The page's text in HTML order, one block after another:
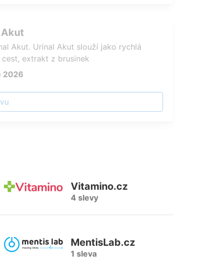
Akut
Akut. Urinal Akut slouží jako rychlá
extrakt z brusinek
2026
Vitamino.cz
4 slevy
MentisLab.cz
1 sleva